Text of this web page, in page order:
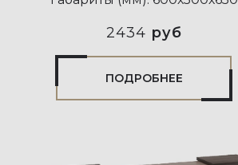
2434 руб
ПОДРОБНЕЕ